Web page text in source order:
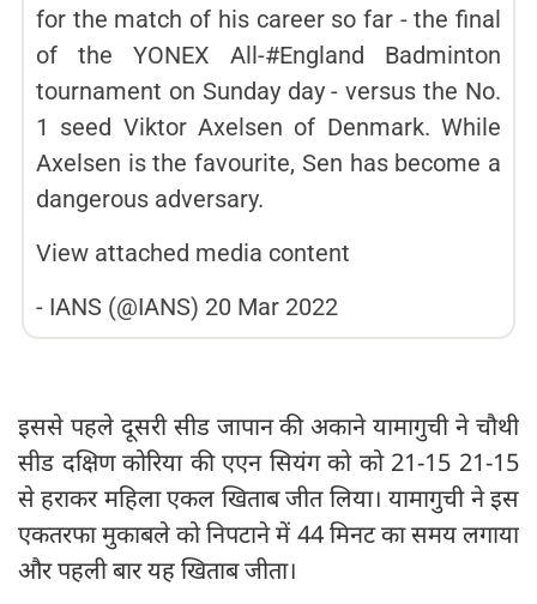
for the match of his career so far - the final
of the YONEX All-#England Badminton
tournament on Sunday day - versus the No.
1 seed Viktor Axelsen of Denmark. While
Axelsen is the favourite, Sen has become a
dangerous adversary.
View attached media content
- IANS (@IANS) 20 Mar 2022
इससे पहले दूसरी सीड जापान की अकाने यामागुची ने चौथी
सीड दक्षिण कोरिया की एएन सियंग को को 21-15 21-15
से हराकर महिला एकल खिताब जीत लिया। यामागुची ने इस
एकतरफा मुकाबले को निपटाने में 44 मिनट का समय लगाया
और पहली बार यह खिताब जीता।